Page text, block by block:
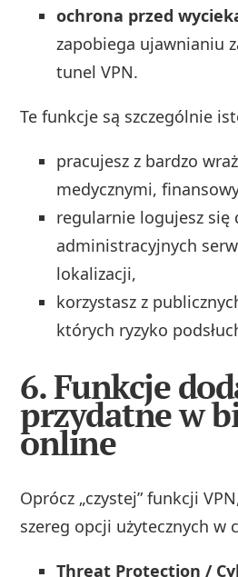
ochrona przed
zapobiega ujawnianiu
tunel VPN.
Te funkcje są szczególnie
pracujesz z bardzo
medycznymi,
regularnie logujesz się
administracyjnych
lokalizacji,
korzystasz z
których ryzyko
6. Funkcje
przydatne w
online
Oprócz „czystej” funkcji
szereg opcji użytecznych w
Threat Protection /